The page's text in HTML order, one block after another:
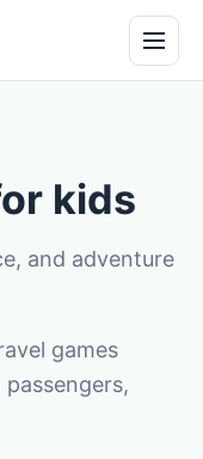
kids
and adventure
games